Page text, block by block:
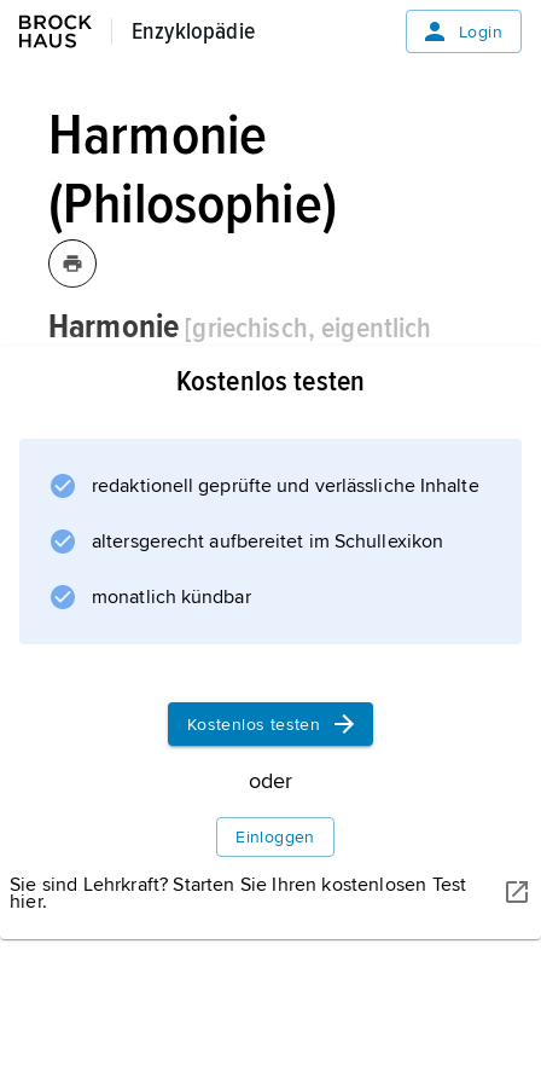
Enzyklopädie
Enzyklopädie Login
Harmonie
(Philosophie)
Harmonie [griechisch, eigentlich
die, -/...ˈni|en, Philosophie:
G. W. Leibniz
prästabilierte Harmonie
), ist Harmonie vom Grad der Gesetzhaftigkeit
bestimmt, die in der Ordnung und Zuordnung
, die besonders seit der Renaissance bis
Kostenlos testen
redaktionell geprüfte und verlässliche Inhalte
altersgerecht aufbereitet im Schullexikon
monatlich kündbar
Kostenlos testen
oder
Einloggen
Sie sind Lehrkraft? Starten Sie Ihren kostenlosen Test
hier.